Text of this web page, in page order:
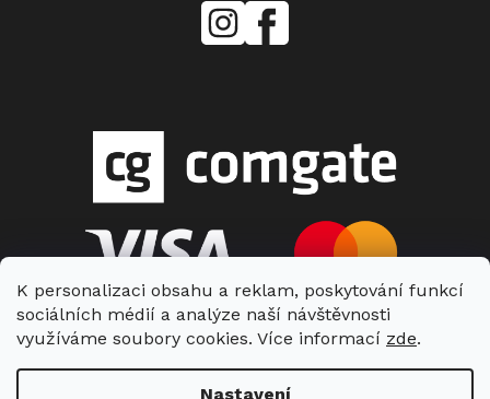
K personalizaci obsahu a reklam, poskytování funkcí
sociálních médií a analýze naší návštěvnosti
využíváme soubory cookies. Více informací zde.
Nastavení
mielecentervlasek
Miele
Center